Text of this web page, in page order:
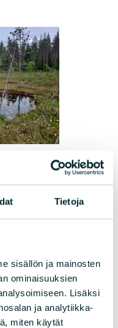
Tietoja
sisällön ja mainosten
ominaisuuksien
Lisäksi
ja analytiikka-
miten käytät
vauhdilla
odotusten.
ja ojitettu suo
vetiseksi
luonnon